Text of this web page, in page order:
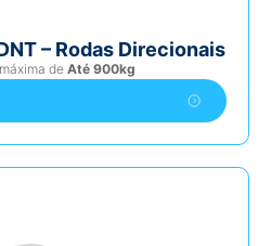
– Rodas Direcionais
de Até 900kg